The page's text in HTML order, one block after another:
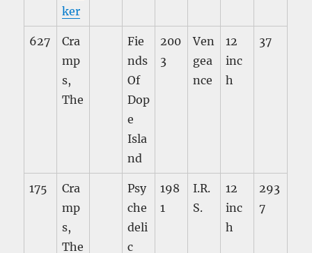
ker
627
Cra
mp
s,
The
Fie
nds
Of
Dop
e
Isla
nd
200
3
Ven
gea
nce
12
inc
h
37
175
Cra
mp
s,
The
Psy
che
deli
c
198
1
I.R.
S.
12
inc
h
293
7